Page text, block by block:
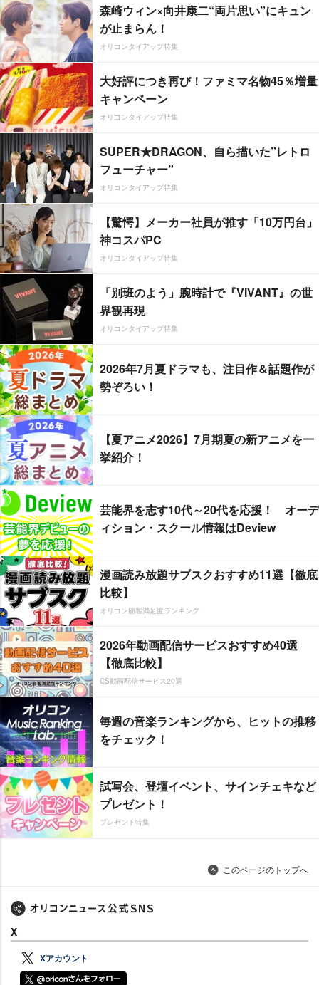
森崎ウィン×向井康二“両片思い”にキュン
が止まらん！
オリコンタイアップ特集
大好評につき再び！ファミマ名物45％増量
キャンペーン
オリコンタイアップ特集
SUPER★DRAGON、自ら描いた”レトロ
フューチャー”
オリコンタイアップ特集
【驚愕】メーカー社員が推す「10万円台」
神コスパPC
オリコンタイアップ特集
「別班のよう」腕時計で『VIVANT』の世
界観再現
オリコンタイアップ特集
2026年7月夏ドラマも、注目作＆話題作が
勢ぞろい！
【夏アニメ2026】7月期夏の新アニメを一
挙紹介！
芸能界を志す10代～20代を応援！ オーデ
ィション・スクール情報はDeview
漫画読み放題サブスクおすすめ11選【徹底
比較】
オリコン顧客満足度ランキング
2026年動画配信サービスおすすめ40選
【徹底比較】
CS動画配信サービス20選
毎週の音楽ランキングから、ヒットの推移
をチェック！
試写会、登壇イベント、サインチェキなど
プレゼント！
プレゼント特集
このページのトップへ
X
Xアカウント